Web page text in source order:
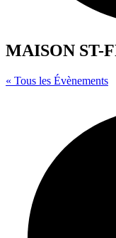
MAISON ST-
« Tous les Évènements